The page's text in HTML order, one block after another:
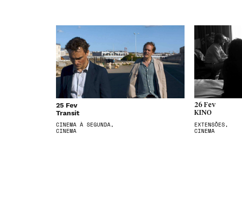
25 Fev
Transit
CINEMA À SEGUNDA,
CINEMA
26 Fev
KINO
EXTENSÕES,
CINEMA